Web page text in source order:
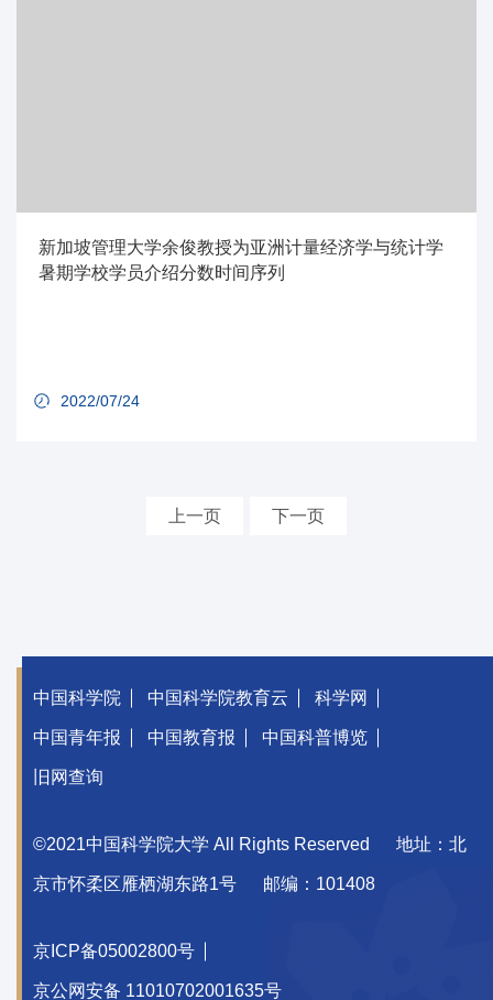
新加坡管理大学余俊教授为亚洲计量经济学与统计学
暑期学校学员介绍分数时间序列
2022/07/24
上一页 下一页
中国科学院 中国科学院教育云 科学网
中国青年报 中国教育报 中国科普博览
旧网查询
©2021中国科学院大学 All Rights Reserved 地址：北
京市怀柔区雁栖湖东路1号 邮编：101408
京ICP备05002800号
京公网安备 11010702001635号